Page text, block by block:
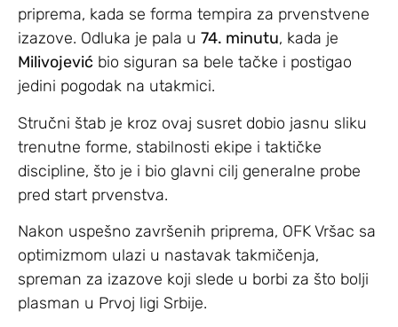
priprema, kada se forma tempira za prvenstvene
izazove. Odluka je pala u 74. minutu, kada je
Milivojević bio siguran sa bele tačke i postigao
jedini pogodak na utakmici.
Stručni štab je kroz ovaj susret dobio jasnu sliku
trenutne forme, stabilnosti ekipe i taktičke
discipline, što je i bio glavni cilj generalne probe
pred start prvenstva.
Nakon uspešno završenih priprema, OFK Vršac sa
optimizmom ulazi u nastavak takmičenja,
spreman za izazove koji slede u borbi za što bolji
plasman u Prvoj ligi Srbije.